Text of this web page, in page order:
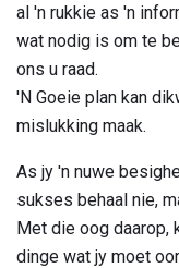
al 'n rukkie as 'n
wat nodig is om te
ons u raad.
'N Goeie plan kan
mislukking maak.
As jy 'n nuwe
sukses behaal nie,
Met die oog daarop,
dinge wat jy moet